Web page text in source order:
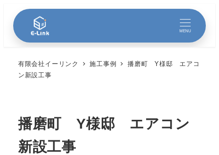
MENU
有限会社イーリンク 施工事例
播磨町 Y様邸 エアコ
ン新設工事
播磨町 Y様邸 エアコン
新設工事